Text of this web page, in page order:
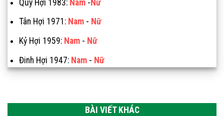
Quý Hợi 1983: Nam-Nữ
Tân Hợi 1971: Nam- Nữ
Kỷ Hợi 1959: Nam- Nữ
Đinh Hợi 1947: Nam- Nữ
BÀI VIẾT KHÁC